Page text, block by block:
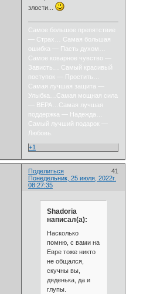
злости...
Самое большое препятствие
— Страх… Самая большая
ошибка — Пасть духом…
Самое коварное чувство —
Зависть… Самый красивый
поступок — Простить…
Самая лучшая защита —
Улыбка…Самая мощная сила
— ВЕРА…Самая лучшая
поддержка — Надежда…
Самый лучший подарок —
Любовь.
+1
Поделиться
41
Понедельник, 25 июля, 2022г.
08:27:35
Shadoria
написал(а):
Насколько
помню, с вами на
Евре тоже никто
не общался,
скучны вы,
дяденька, да и
глупы.